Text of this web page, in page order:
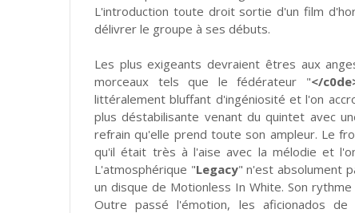
L'introduction toute droit sortie d'un film
délivrer le groupe à ses débuts.
Les plus exigeants devraient êtres aux
morceaux tels que le fédérateur "</
littéralement bluffant d'ingéniosité et l'on
plus déstabilisante venant du quintet avec
refrain qu'elle prend toute son ampleur. Le
qu'il était très à l'aise avec la mélodie et
L'atmosphérique "Legacy" n'est absolument
un disque de Motionless In White. Son
Outre passé l'émotion, les aficionados